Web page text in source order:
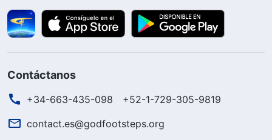
Contáctanos
+34-663-435-098
+52-1-729-305-9819
contact.es@godfootsteps.org